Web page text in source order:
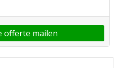
offerte mailen